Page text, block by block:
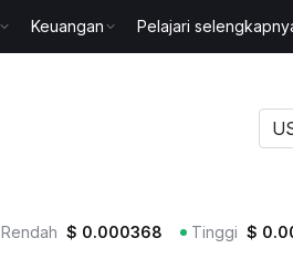
Keuangan Pelajari
Rendah $ 0.000368 Tinggi $